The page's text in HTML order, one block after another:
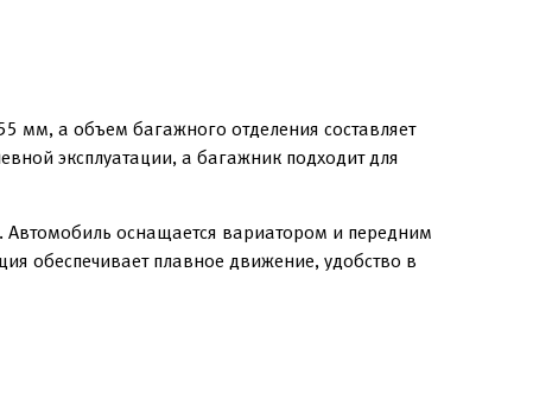
мм, а объем багажного отделения составляет
эксплуатации, а багажник подходит для
оснащается вариатором и передним
обеспечивает плавное движение, удобство в